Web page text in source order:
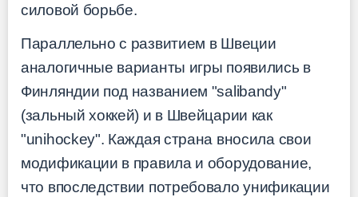
силовой борьбе.
Параллельно с развитием в Швеции
аналогичные варианты игры появились в
Финляндии под названием "salibandy"
(зальный хоккей) и в Швейцарии как
"unihockey". Каждая страна вносила свои
модификации в правила и оборудование,
что впоследствии потребовало унификации